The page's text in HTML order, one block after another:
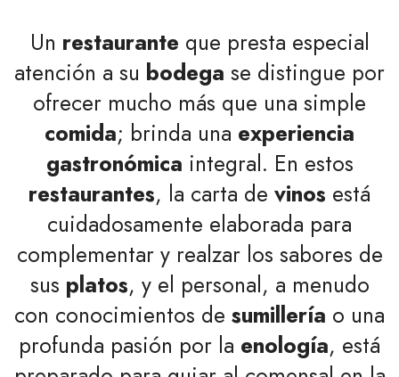
Un restaurante que presta especial
atención a su bodega se distingue por
ofrecer mucho más que una simple
comida; brinda una experiencia
gastronómica integral. En estos
restaurantes, la carta de vinos está
cuidadosamente elaborada para
complementar y realzar los sabores de
sus platos, y el personal, a menudo
con conocimientos de sumillería o una
profunda pasión por la enología, está